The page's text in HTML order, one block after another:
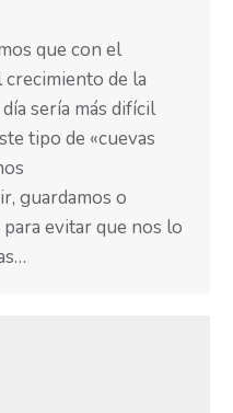
que con el
de la
sería más difícil
tipo de «cuevas
guardamos o
evitar que nos lo